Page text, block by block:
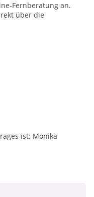
Fernberatung an.
über die
ist: Monika